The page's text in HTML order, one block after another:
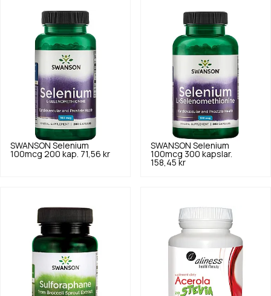
SWANSON Selenium
100mcg 200 kap. 71,56 kr
SWANSON Selenium
100mcg 300 kapslar.
158,45 kr